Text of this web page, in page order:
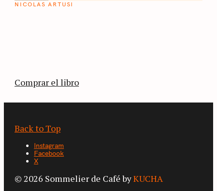
NICOLAS ARTUSI
Comprar el libro
Back to Top
Instagram
Facebook
X
© 2026 Sommelier de Café byKUCHA